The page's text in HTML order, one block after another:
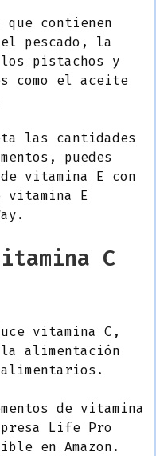
contienen
pescado, la
pistachos y
como el aceite
las cantidades
puedes
vitamina E con
vitamina E
C
vitamina C,
alimentación
de vitamina
Life Pro
en Amazon.